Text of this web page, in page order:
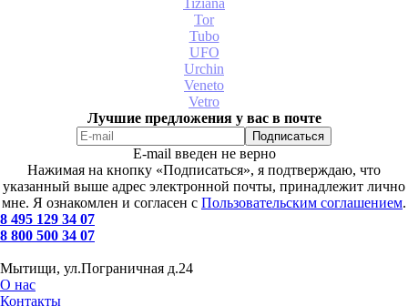
Tor
Tubo
UFO
Urchin
Veneto
Vetro
Лучшие предложения у вас в почте
E-mail введен не верно
Нажимая на кнопку «Подписаться», я подтверждаю, что
указанный выше адрес электронной почты, принадлежит лично
мне. Я ознакомлен и согласен с Пользовательским соглашением.
8 495 129 34 07
8 800 500 34 07
Мытищи, ул.Пограничная д.24
О нас
Контакты